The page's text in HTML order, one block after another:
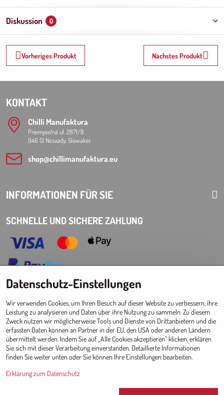
Diskussion 0
Vorheriges Produkt Nächstes Produkt
KONTAKT
Chilli Manufaktura
Priemyselná ul. 2871/8
946 51 Nesvady, Slowakei
shop​@chillimanufaktura​.eu
INFORMATIONEN FÜR SIE
SCHNELLE UND SICHERE ZAHLUNG
Choose Eshop for your delivery country:
AT CZ DE SK HU PL EU other countries
GROSSHANDEL FÜR GESCHÄFTE
Registrierung l Loginzum Großhandel
Since 2017 © CM
Datenschutz-Einstellungen
Wir verwenden Cookies, um Ihren Besuch auf dieser Website zu verbessern, ihre
Leistung zu analysieren und Daten über ihre Nutzung zu sammeln. Zu diesem
Zweck nutzen wir möglicherweise Tools und Dienste von Drittanbietern und die
erfassten Daten können an Partner in der EU, den USA oder anderen Ländern
übermittelt werden. Indem Sie auf „Alle Cookies akzeptieren" klicken, erklären
Sie sich mit dieser Verarbeitung einverstanden. Detaillierte Informationen
finden Sie weiter unten oder Sie können Ihre Einstellungen bearbeiten.
Erklärung zum Datenschutz